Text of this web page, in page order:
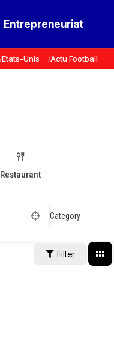
Entrepreneuriat
Etats-Unis Actu Football
Restaurant
Category
Filter